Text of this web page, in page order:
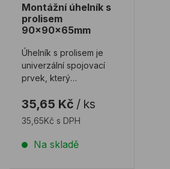
Montážní úhelník s
prolisem
90x90x65mm
Úhelník s prolisem je
univerzální spojovací
prvek, který
...
35,65 Kč / ks
35,65Kč s DPH
Na skladě